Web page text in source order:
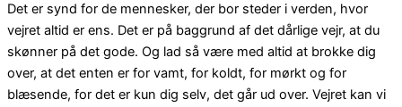
Det er synd for de mennesker, der bor steder i verden, hvor
vejret altid er ens. Det er på baggrund af det dårlige vejr, at du
skønner på det gode. Og lad så være med altid at brokke dig
over, at det enten er for vamt, for koldt, for mørkt og for
blæsende, for det er kun dig selv, det går ud over. Vejret kan vi